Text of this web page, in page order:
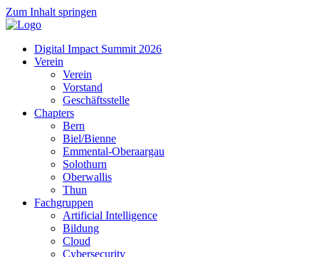
Zum Inhalt springen
Digital Impact Summit 2026
Verein
Verein
Vorstand
Geschäftsstelle
Chapters
Bern
Biel/Bienne
Emmental-Oberaargau
Solothurn
Oberwallis
Thun
Fachgruppen
Artificial Intelligence
Bildung
Cloud
Cybersecurity